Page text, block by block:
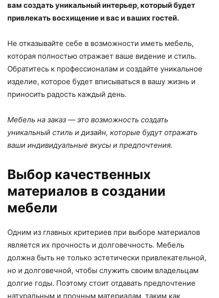
вам создать уникальный интерьер, который будет
привлекать восхищение и вас и ваших гостей.
Не отказывайте себе в возможности иметь мебель,
которая полностью отражает ваше видение и стиль.
Обратитесь к профессионалам и создайте уникальное
изделие, которое будет вписываться в вашу жизнь и
приносить радость каждый день.
Мебель на заказ — это возможность создать
уникальный стиль и дизайн, которые будут отражать
ваши индивидуальные вкусы и предпочтения.
Выбор качественных
материалов в создании
мебели
Одним из главных критериев при выборе материалов
является их прочность и долговечность. Мебель
должна быть не только эстетически привлекательной,
но и долговечной, чтобы служить своим владельцам
долгие годы. Поэтому стоит отдавать предпочтение
натуральным и прочным материалам, таким как